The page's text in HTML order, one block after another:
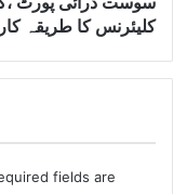
کلیئرنس کا طریقہ
fields are